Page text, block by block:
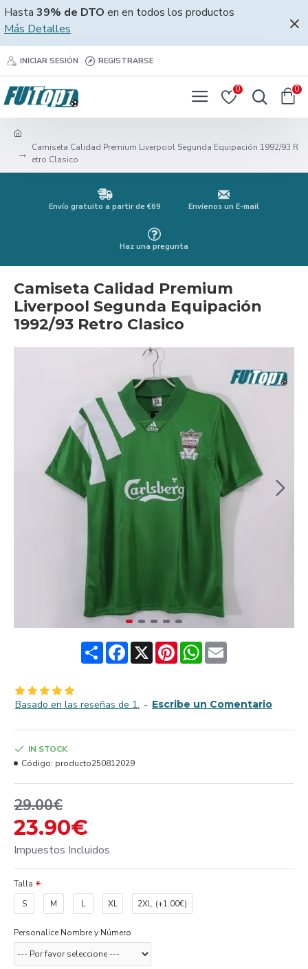
Hasta 39% de DTO en en todos los productos
Más Detalles
INICIAR SESIÓN REGISTRARSE
0 0
Camiseta Calidad Premium Liverpool Segunda Equipación 1992/93 R
etro Clasico
Envío gratuito a partir de €69 Envíenos un E-mail
Haz una pregunta
Camiseta Calidad Premium
Liverpool Segunda Equipación
1992/93 Retro Clasico
ShareFacebook
X PinterestWhatsApp
Email
Basado en las reseñas de 1. - Escribe un Comentario
23.90€
29.00€
Impuestos Incluidos
IN STOCK
Código: producto250812029
Talla
S
M L XL 2XL (+1.00€)
Personalice Nombre y Número